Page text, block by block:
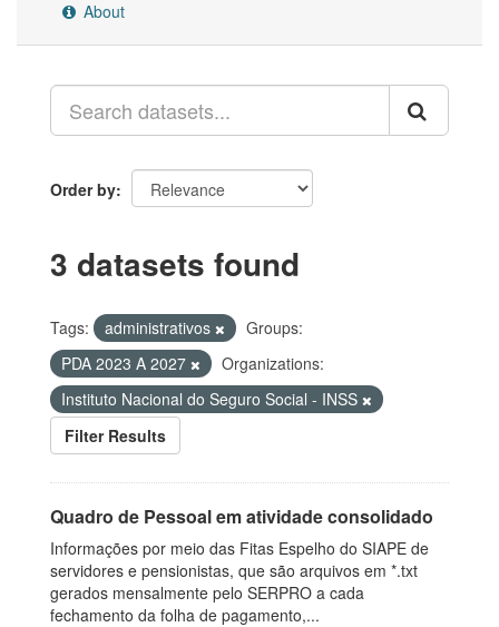
About
Order by
3 datasets found
Tags: administrativos
Groups:
PDA 2023 A 2027
Organizations:
Instituto Nacional do Seguro Social - INSS
Filter Results
Quadro de Pessoal em atividade consolidado
Informações por meio das Fitas Espelho do SIAPE de
servidores e pensionistas, que são arquivos em *.txt
gerados mensalmente pelo SERPRO a cada
fechamento da folha de pagamento,...